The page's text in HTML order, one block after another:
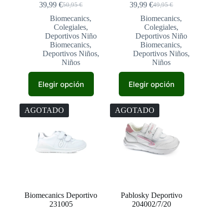
50,95€
El
precio
original
era:
50,95 €.
39,99€El
precio
actual
es:
39,99 €.
Biomecanics,
Colegiales,
Deportivos Niño
Biomecanics,
Deportivos Niños,
Niños
Elegir opción
producto
múltiples
variantes.
Las
se
pueden
elegir
producto
49,95€
El
precio
original
era:
49,95 €.
39,99€El
precio
actual
es:
39,99 €.
Biomecanics,
Colegiales,
Deportivos Niño
Biomecanics,
Deportivos Niños,
Niños
Elegir opción
producto
múltiples
variantes.
Las
opciones
se
pueden
elegir
producto
AGOTADO
Biomecanics Deportivo
231005
AGOTADO
Pablosky Deportivo
204002/7/20